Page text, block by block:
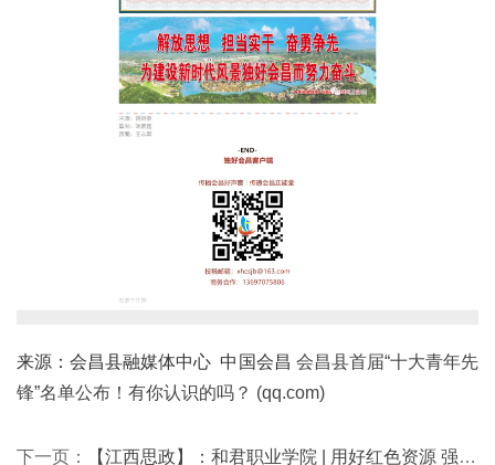
来源：会昌县融媒体中心  中国会昌 会昌县首届“十大青年先
锋”名单公布！有你认识的吗？ (qq.com)
下一页： 【江西思政】：和君职业学院 | 用好红色资源 强化思政引领 推动学校高质量发展